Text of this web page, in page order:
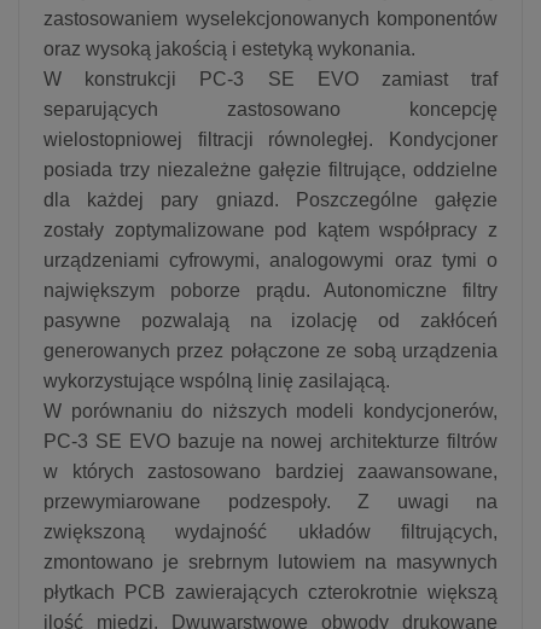
zastosowaniem wyselekcjonowanych komponentów
oraz wysoką jakością i estetyką wykonania.
W konstrukcji PC-3 SE EVO zamiast traf
separujących zastosowano koncepcję
wielostopniowej filtracji równoległej. Kondycjoner
posiada trzy niezależne gałęzie filtrujące, oddzielne
dla każdej pary gniazd. Poszczególne gałęzie
zostały zoptymalizowane pod kątem współpracy z
urządzeniami cyfrowymi, analogowymi oraz tymi o
największym poborze prądu. Autonomiczne filtry
pasywne pozwalają na izolację od zakłóceń
generowanych przez połączone ze sobą urządzenia
wykorzystujące wspólną linię zasilającą.
W porównaniu do niższych modeli kondycjonerów,
PC-3 SE EVO bazuje na nowej architekturze filtrów
w których zastosowano bardziej zaawansowane,
przewymiarowane podzespoły. Z uwagi na
zwiększoną wydajność układów filtrujących,
zmontowano je srebrnym lutowiem na masywnych
płytkach PCB zawierających czterokrotnie większą
ilość miedzi. Dwuwarstwowe obwody drukowane